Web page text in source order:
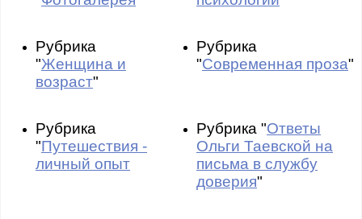
Рубрика
"Женщина и
возраст"
Рубрика
"Современная проза"
Рубрика
"Путешествия -
личный опыт
Рубрика "Ответы
Ольги Таевской на
письма в службу
доверия"